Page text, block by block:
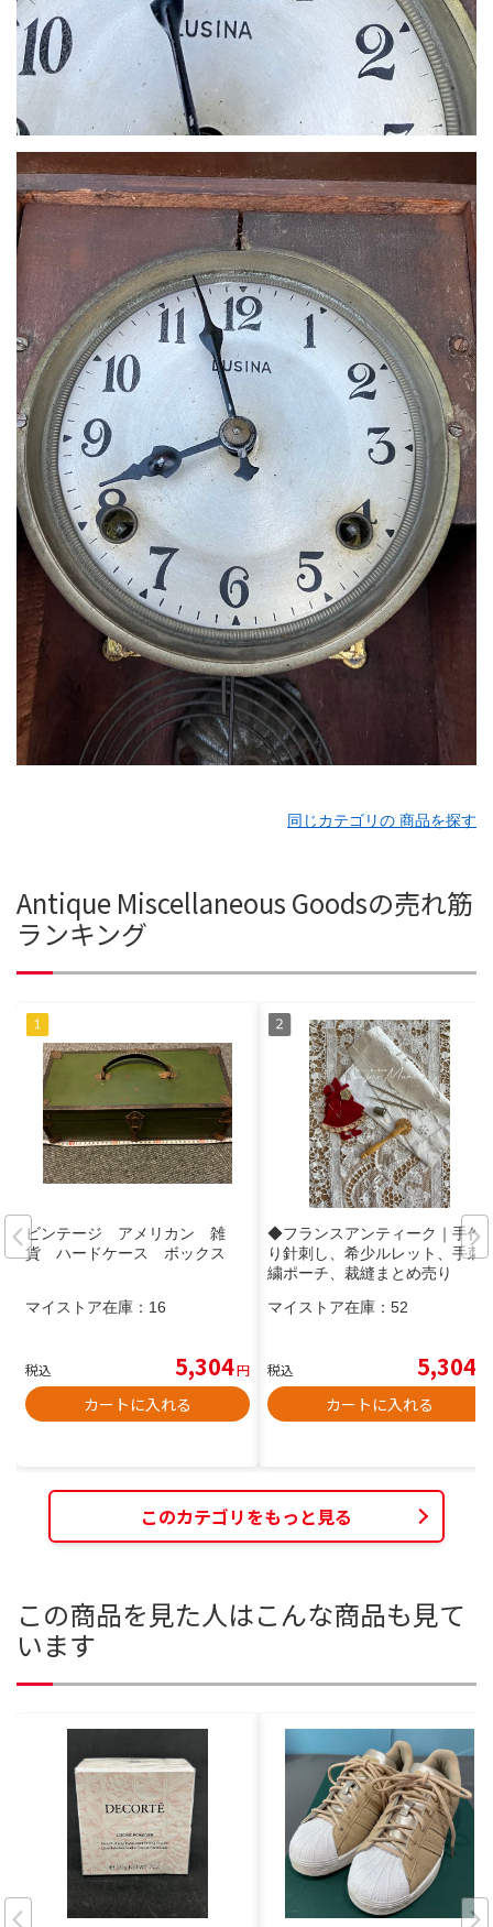
同じカテゴリの 商品を探す
Antique Miscellaneous Goodsの売れ筋
ランキング
ビンテージ アメリカン 雑
貨 ハードケース ボックス
マイストア在庫： 16
税込 5,304円
カートに入れる
◆フランスアンティーク｜手作
り針刺し、希少ルレット、手刺
繍ポーチ、裁縫まとめ売り
マイストア在庫： 52
税込 5,304
カートに入れる
このカテゴリをもっと見る
この商品を見た人はこんな商品も見て
います